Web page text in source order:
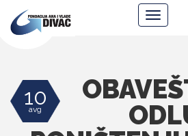
Ana
10
avg